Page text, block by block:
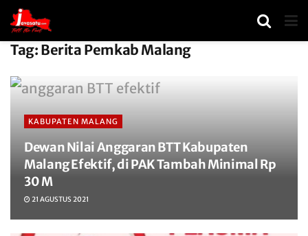
Tag: Berita Pemkab Malang
KABUPATEN MALANG
Dewan Nilai Anggaran BTT Kabupaten
Malang Efektif, di PAK Tambah Minimal Rp
30 M
21 AGUSTUS 2021